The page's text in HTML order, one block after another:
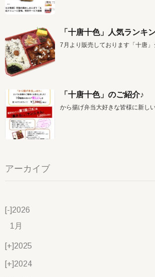
「十唐十色」人気ランキ
7月より販売しております「十唐」
「十唐十色」のご紹介♪
から揚げ弁当大好きな皆様に新し
アーカイブ
[-]2026
1月
[+]2025
[+]2024